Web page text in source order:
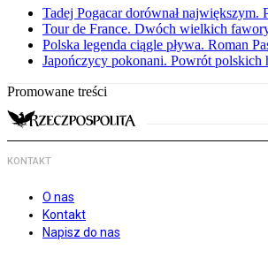
Tadej Pogacar dorównał największym.
Tour de France. Dwóch wielkich
Polska legenda ciągle pływa. Roman
Japończycy pokonani. Powrót polskich
Promowane treści
KONTAKT
O nas
Kontakt
Napisz do nas